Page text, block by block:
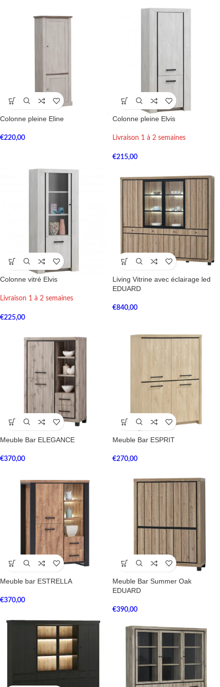
Colonne pleine Eline
€220,00
Colonne pleine Elvis
Livraison 1 à 2 semaines
€215,00
Colonne vitré Elvis
Livraison 1 à 2 semaines
€225,00
Living Vitrine avec éclairage led
EDUARD
€840,00
Meuble Bar ELEGANCE
€370,00
Meuble Bar ESPRIT
€270,00
Meuble bar ESTRELLA
€370,00
Meuble Bar Summer Oak
EDUARD
€390,00